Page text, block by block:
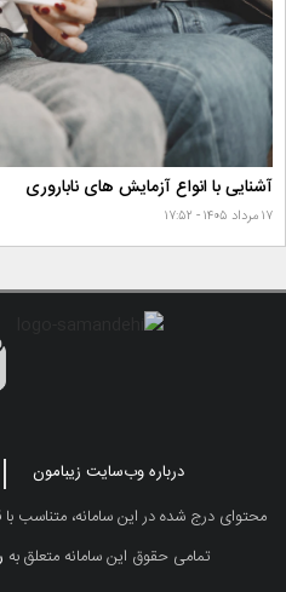
آشنایی با انواع آزمایش های ناباروری
۱۷ مرداد ۱۴۰۵ - ۱۷:۵۲
درباره وب‌سایت زیبامون
محتوای درج شده در این سامانه، متناسب
تمامی حقوق این سامانه متعلق به